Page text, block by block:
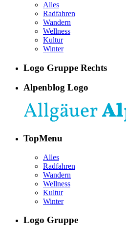
Alles
Radfahren
Wandern
Wellness
Kultur
Winter
Logo Gruppe Rechts
Alpenblog Logo
TopMenu
Alles
Radfahren
Wandern
Wellness
Kultur
Winter
Logo Gruppe